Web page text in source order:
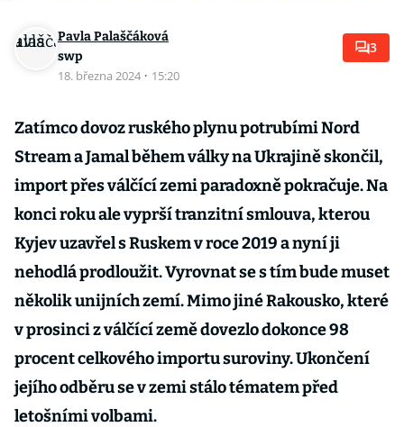
Pavla Palaščáková
swp
18. března 2024 · 15:20
3
Zatímco dovoz ruského plynu potrubími Nord
Stream a Jamal během války na Ukrajině skončil,
import přes válčící zemi paradoxně pokračuje. Na
konci roku ale vyprší tranzitní smlouva, kterou
Kyjev uzavřel s Ruskem v roce 2019 a nyní ji
nehodlá prodloužit. Vyrovnat se s tím bude muset
několik unijních zemí. Mimo jiné Rakousko, které
v prosinci z válčící země dovezlo dokonce 98
procent celkového importu suroviny. Ukončení
jejího odběru se v zemi stálo tématem před
letošními volbami.